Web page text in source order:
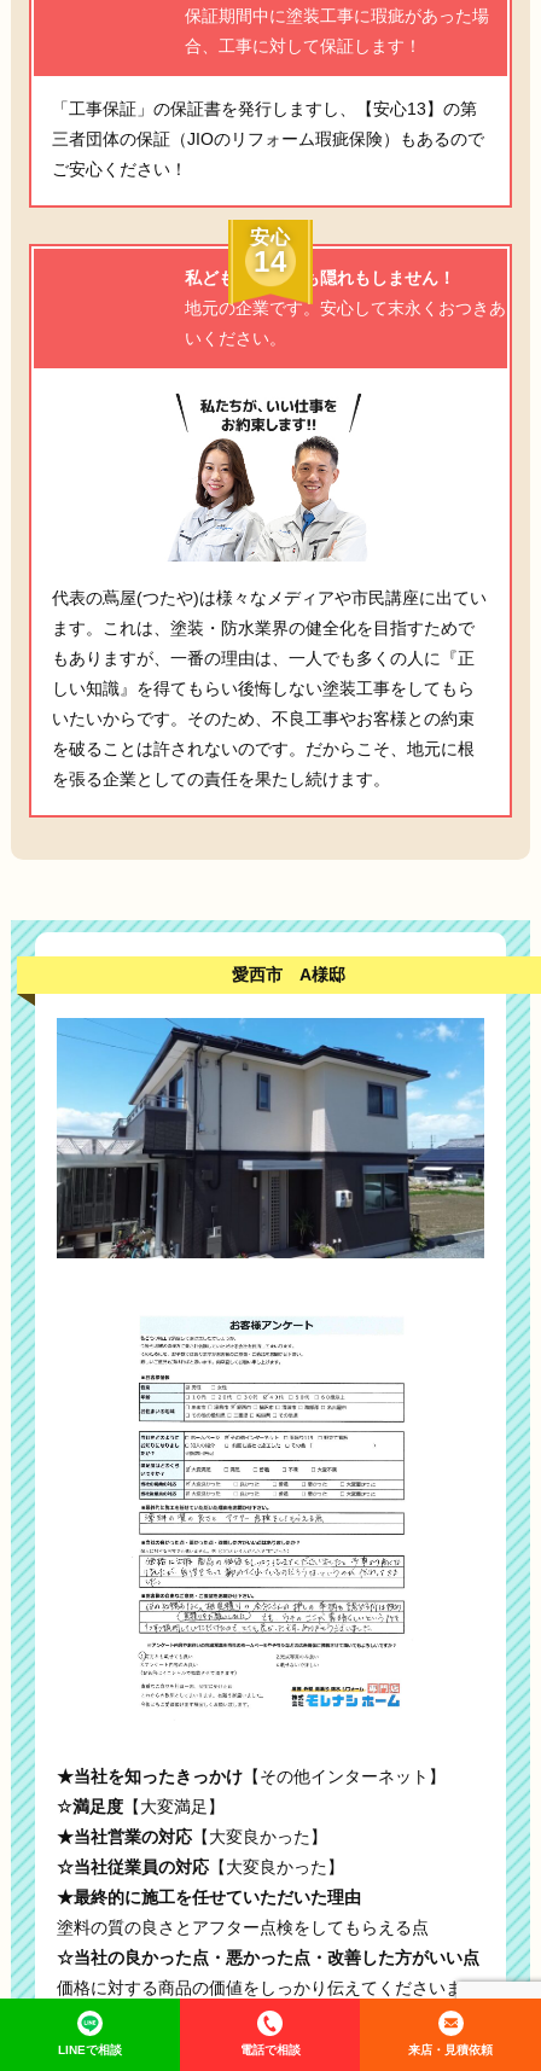
保証期間中に塗装工事に瑕疵があった場
合、工事に対して保証します！
「工事保証」の保証書を発行しますし、【安心13】の第
三者団体の保証（JIOのリフォーム瑕疵保険）もあるので
ご安心ください！
安心
14
私どもは、逃げも隠れもしません！
地元の企業です。安心して末永くおつきあ
いください。
代表の蔦屋(つたや)は様々なメディアや市民講座に出てい
ます。これは、塗装・防水業界の健全化を目指すためで
もありますが、一番の理由は、一人でも多くの人に『正
しい知識』を得てもらい後悔しない塗装工事をしてもら
いたいからです。そのため、不良工事やお客様との約束
を破ることは許されないのです。だからこそ、地元に根
を張る企業としての責任を果たし続けます。
愛西市 A様邸
★当社を知ったきっかけ【その他インターネット】
☆満足度【大変満足】
★当社営業の対応【大変良かった】
☆当社従業員の対応【大変良かった】
★最終的に施工を任せていただいた理由
塗料の質の良さとアフター点検をしてもらえる点
☆当社の良かった点・悪かった点・改善した方がいい点
価格に対する商品の価値をしっかり伝えてくださいまし
た。
予算より高くなりましたが自信をもって勧めてくれてい
LINEで相談 電話で相談 来店・見積依頼